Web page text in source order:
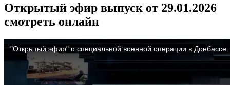
Открытый эфир выпуск от 29.01.2026
смотреть онлайн